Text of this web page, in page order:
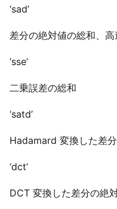
‘sad’
差分の絶対値の総和、高
‘sse’
二乗誤差の総和
‘satd’
Hadamard 変換した差
‘dct’
DCT 変換した差分の絶